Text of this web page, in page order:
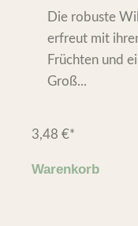
Die robuste
erfreut mit
Früchten und
Groß...
3,48 €*
Warenkorb